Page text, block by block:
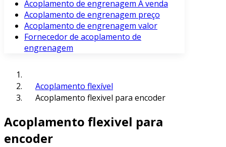
Acoplamento de engrenagem À venda
Acoplamento de engrenagem preço
Acoplamento de engrenagem valor
Fornecedor de acoplamento de
engrenagem
Acoplamento flexível
Acoplamento flexivel para encoder
Acoplamento flexivel para
encoder